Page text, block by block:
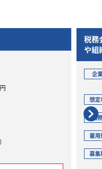
税務会計アドバイザリー／
や組織再編、連結納税対応、
会計事務所（税務会計